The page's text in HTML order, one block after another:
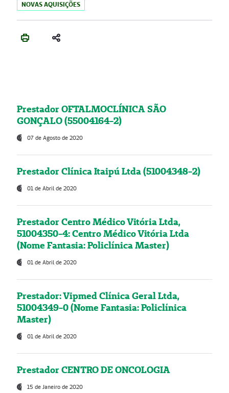
NOVAS AQUISIÇÕES
Prestador OFTALMOCLÍNICA SÃO
GONÇALO (55004164-2)
07 de Agosto de 2020
Prestador Clínica Itaipú Ltda (51004348-2)
01 de Abril de 2020
Prestador Centro Médico Vitória Ltda,
51004350-4: Centro Médico Vitória Ltda
(Nome Fantasia: Policlínica Master)
01 de Abril de 2020
Prestador: Vipmed Clínica Geral Ltda,
51004349-0 (Nome Fantasia: Policlínica
Master)
01 de Abril de 2020
Prestador CENTRO DE ONCOLOGIA
15 de Janeiro de 2020